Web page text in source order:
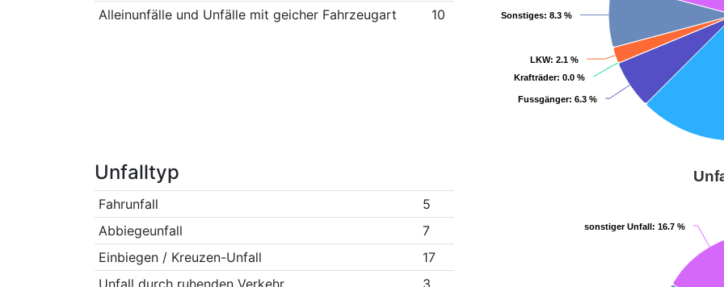
Alleinunfälle und Unfälle mit geicher Fahrzeugart
10
Fussgänger: 6.3 %
Fussgänger: 6.3 %
Krafträder: 0.0 %
Krafträder: 0.0 %
LKW: 2.1 %
LKW: 2.1 %
Sonstiges: 8.3 %
Sonstiges: 8.3 %
Unfalltyp
Fahrunfall
5
Abbiegeunfall
7
Einbiegen / Kreuzen-Unfall
17
Unfall durch ruhenden Verkehr
3
sonstiger Unfall: 16.7 %
sonstiger Unfall: 16.7 %